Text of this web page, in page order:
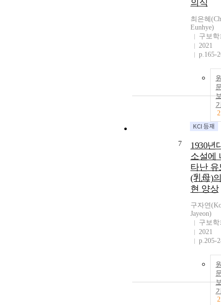
의식
최은혜
Eunhye)
구보학
2021
p.165-
2
7
1930년
소설에
타난 유
(乳母)
현 양상
구자연
Jayeon)
구보학
2021
p.205-
2